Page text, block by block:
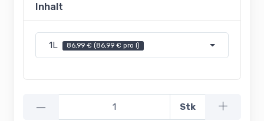
Inhalt
1L 86,99 € (86,99 € pro l)
— Stk